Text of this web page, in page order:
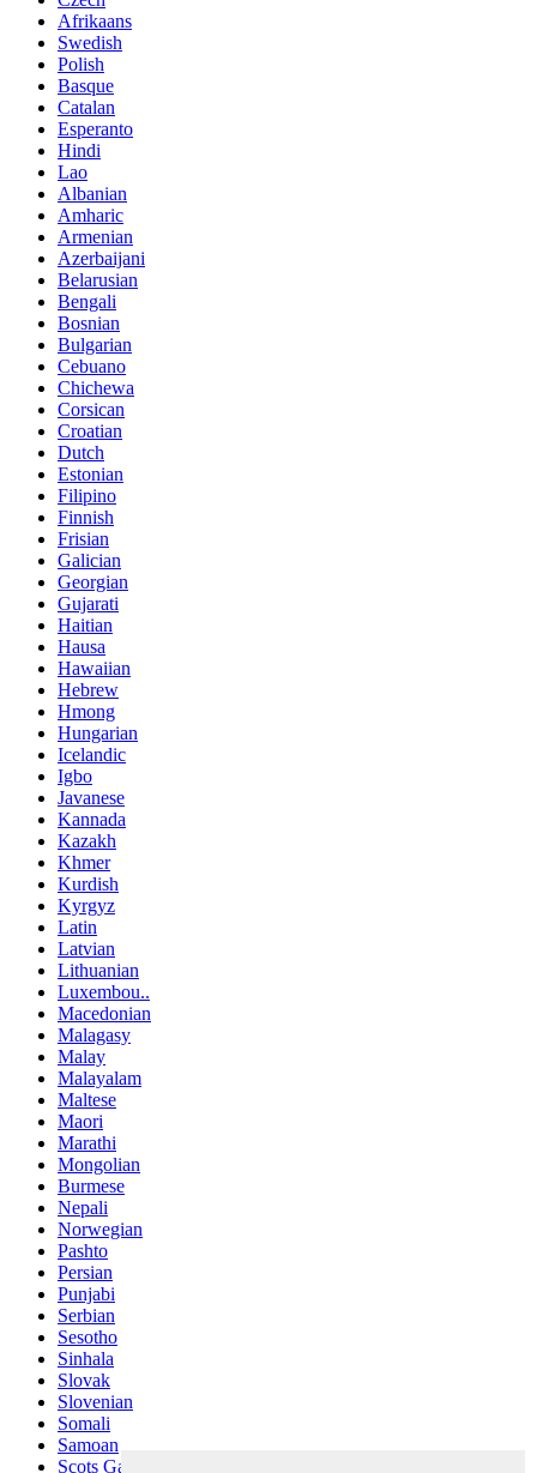
Afrikaans
Swedish
Polish
Basque
Catalan
Esperanto
Hindi
Lao
Albanian
Amharic
Armenian
Azerbaijani
Belarusian
Bengali
Bosnian
Bulgarian
Cebuano
Chichewa
Corsican
Croatian
Dutch
Estonian
Filipino
Finnish
Frisian
Galician
Georgian
Gujarati
Haitian
Hausa
Hawaiian
Hebrew
Hmong
Hungarian
Icelandic
Igbo
Javanese
Kannada
Kazakh
Khmer
Kurdish
Kyrgyz
Latin
Latvian
Lithuanian
Luxembou..
Macedonian
Malagasy
Malay
Malayalam
Maltese
Maori
Marathi
Mongolian
Burmese
Nepali
Norwegian
Pashto
Persian
Punjabi
Serbian
Sesotho
Sinhala
Slovak
Slovenian
Somali
Samoan
Scots Gaelic